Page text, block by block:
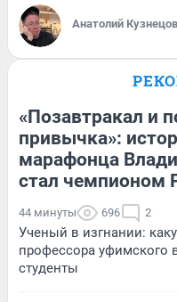
Анатолий Кузнецов
«Позавтракал и
привычка»:
марафонца
стал чемпионом
44 минуты 696 2
Ученый в изгнании:
профессора уфимского
студенты